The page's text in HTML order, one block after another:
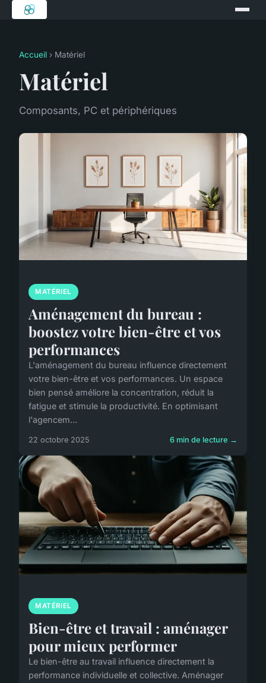
Accueil › Matériel
Matériel
Composants, PC et périphériques
MATÉRIEL
Aménagement du bureau :
boostez votre bien-être et vos
performances
L'aménagement du bureau influence directement
votre bien-être et vos performances. Un espace
bien pensé améliore la concentration, réduit la
fatigue et stimule la productivité. En optimisant
l'agencem...
22 octobre 2025 6 min de lecture →
MATÉRIEL
Bien-être et travail : aménager
pour mieux performer
Le bien-être au travail influence directement la
performance individuelle et collective. Aménager